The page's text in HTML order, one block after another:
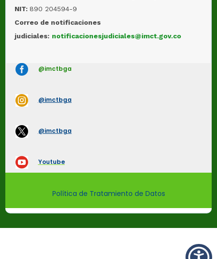
NIT: 890 204594-9
Correo de notificaciones
judiciales: notificacionesjudiciales@imct.gov.co
 @imctbga
 @imctbga
 @imctbga
 Youtube
Política de Tratamiento de Datos